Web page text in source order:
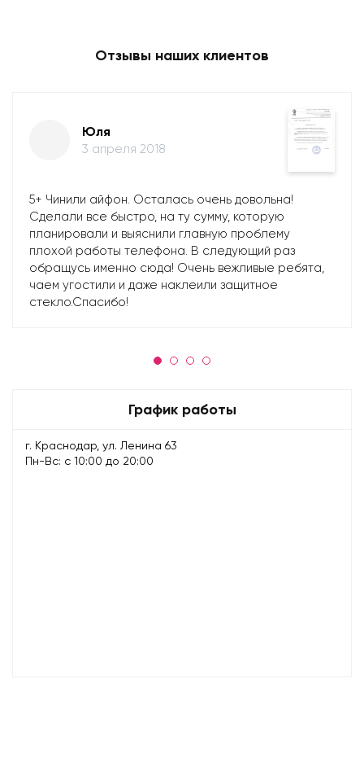
Отзывы наших клиентов
Юля
3 апреля 2018
5+ Чинили айфон. Осталась очень довольна!
Сделали все быстро, на ту сумму, которую
планировали и выяснили главную проблему
плохой работы телефона. В следующий раз
обращусь именно сюда! Очень вежливые ребята,
чаем угостили и даже наклеили защитное
стекло.Спасибо!
График работы
г. Краснодар, ул. Ленина 63
Пн-Вс: с 10:00 до 20:00